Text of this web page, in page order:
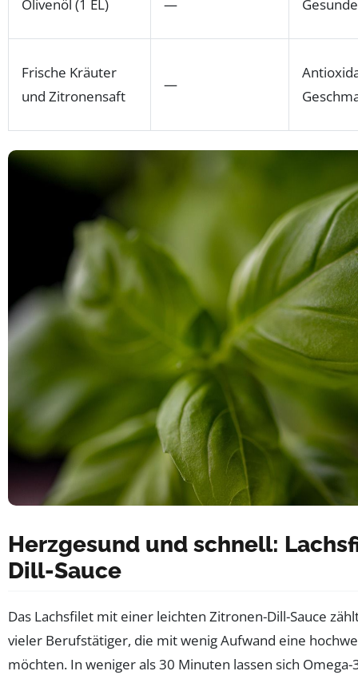
Olivenöl (1 EL) —
Frische Kräuter
und Zitronensaft
—
Herzgesund und schnell:
Dill-Sauce
Das Lachsfilet mit einer leichten Zitronen-Dill-Sauce
vieler Berufstätiger, die mit wenig Aufwand eine
möchten. In weniger als 30 Minuten lassen sich